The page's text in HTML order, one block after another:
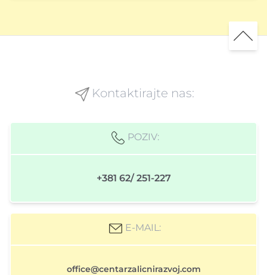
Kontaktirajte nas:
POZIV:
+381 62/ 251-227
E-MAIL:
office@centarzalicnirazvoj.com